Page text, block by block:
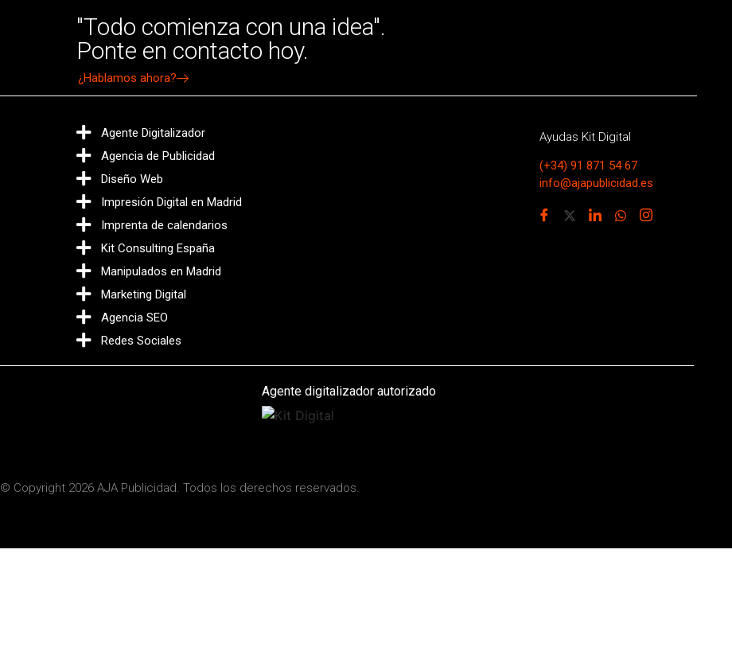
"Todo comienza con una idea".
Ponte en contacto hoy.
¿Hablamos ahora?
Agente Digitalizador
Agencia de Publicidad
Diseño Web
Impresión Digital en Madrid
Imprenta de calendarios
Kit Consulting España
Manipulados en Madrid
Marketing Digital
Agencia SEO
Redes Sociales
Ayudas Kit Digital
(+34) 91 871 54 67
info@ajapublicidad.es
Agente digitalizador autorizado
© Copyright 2026 AJA Publicidad. Todos los derechos reservados.